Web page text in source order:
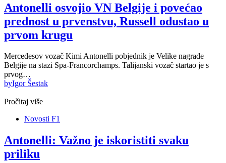
Antonelli osvojio VN Belgije i povećao
prednost u prvenstvu, Russell odustao u
prvom krugu
Mercedesov vozač Kimi Antonelli pobjednik je Velike nagrade
Belgije na stazi Spa-Francorchamps. Talijanski vozač startao je s
prvog…
byIgor Šestak
Pročitaj više
Novosti F1
Antonelli: Važno je iskoristiti svaku
priliku